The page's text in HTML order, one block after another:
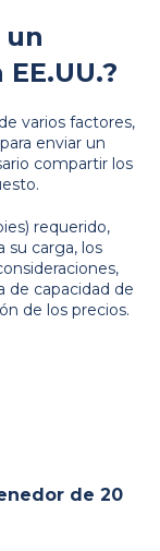
un
varios factores,
enviar un
compartir los
requerido,
su carga, los
de capacidad de
de los precios.
de 20